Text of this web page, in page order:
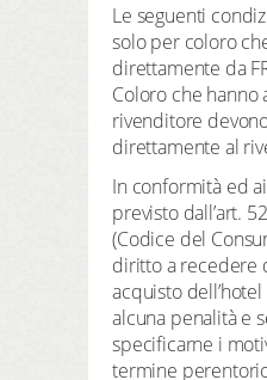
Le seguenti
solo per coloro
direttamente da
Coloro che hanno
rivenditore
direttamente al
In conformità ed
previsto dall’art.
(Codice del
diritto a recedere
acquisto
alcuna penalità e
specificarne i
termine